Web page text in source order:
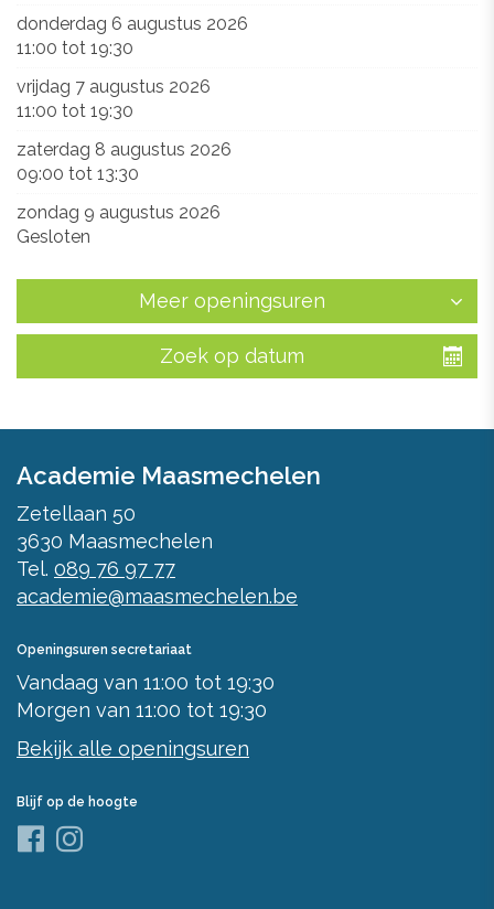
donderdag 6 augustus 2026
11:00 tot 19:30
vrijdag 7 augustus 2026
11:00 tot 19:30
zaterdag 8 augustus 2026
09:00 tot 13:30
zondag 9 augustus 2026
Gesloten
Meer openingsuren
Zoek op datum
Academie Maasmechelen
Zetellaan 50
3630 Maasmechelen
Tel. 089 76 97 77
academie@maasmechelen.be
Openingsuren secretariaat
Vandaag van 11:00 tot 19:30
Morgen van 11:00 tot 19:30
Bekijk alle openingsuren
Blijf op de hoogte
Facebook
Instagram